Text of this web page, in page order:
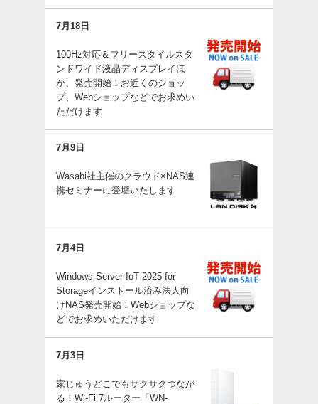
7月18日
100Hz対応＆フリースタイルスタ
ンドワイド液晶ディスプレイほ
か、発売開始！お近くのショッ
プ、Webショップなどでお求めい
ただけます
7月9日
Wasabi社主催のクラウド×NAS連
携セミナーに登壇いたします
7月4日
Windows Server IoT 2025 for
Storageインストール済み法人向
けNAS発売開始！Webショップな
どでお求めいただけます
7月3日
家じゅうどこでもサクサクつなが
る！Wi-Fi 7ルーター「WN-